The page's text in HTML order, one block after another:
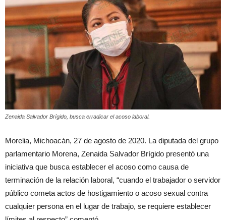
Zenaida Salvador Brígido, busca erradicar el acoso laboral.
Morelia, Michoacán, 27 de agosto de 2020. La diputada del grupo
parlamentario Morena, Zenaida Salvador Brígido presentó una
iniciativa que busca establecer el acoso como causa de
terminación de la relación laboral, “cuando el trabajador o servidor
público cometa actos de hostigamiento o acoso sexual contra
cualquier persona en el lugar de trabajo, se requiere establecer